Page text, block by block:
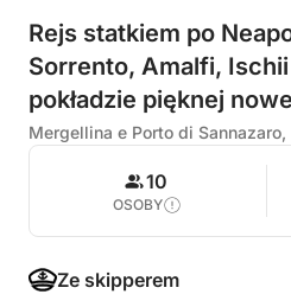
Rejs statkiem po
Sorrento, Amalfi,
pokładzie pięknej
Mergellina e Porto di Sannazaro,
10
OSOBY
Ze skipperem